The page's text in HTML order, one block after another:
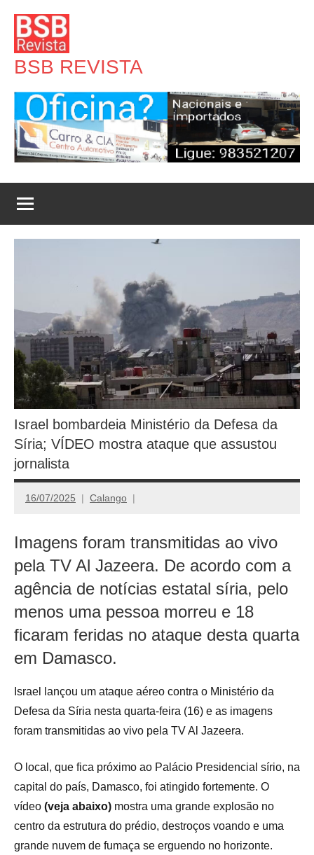
para
conteúdo
BSB REVISTA
Israel bombardeia Ministério da Defesa da
Síria; VÍDEO mostra ataque que assustou
jornalista
16/07/2025 Calango
Imagens foram transmitidas ao vivo
pela TV Al Jazeera. De acordo com a
agência de notícias estatal síria, pelo
menos uma pessoa morreu e 18
ficaram feridas no ataque desta quarta
em Damasco.
Israel lançou um ataque aéreo contra o Ministério da
Defesa da Síria nesta quarta-feira (16) e as imagens
foram transmitidas ao vivo pela TV Al Jazeera.
O local, que fica próximo ao Palácio Presidencial sírio, na
capital do país, Damasco, foi atingido fortemente. O
vídeo (veja abaixo) mostra uma grande explosão no
centro da estrutura do prédio, destroços voando e uma
grande nuvem de fumaça se erguendo no horizonte.